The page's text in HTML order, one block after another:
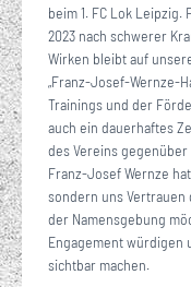
beim 1. FC Lok
2023 nach schwerer
Wirken bleibt auf
„Franz-Josef-Wernze-
Trainings und der
auch ein dauerhaftes
des Vereins
Franz-Josef Wernze
sondern uns
der Namensgebung
Engagement würdigen
sichtbar machen.